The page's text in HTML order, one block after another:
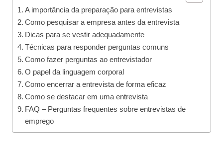
A importância da preparação para entrevistas
Como pesquisar a empresa antes da entrevista
Dicas para se vestir adequadamente
Técnicas para responder perguntas comuns
Como fazer perguntas ao entrevistador
O papel da linguagem corporal
Como encerrar a entrevista de forma eficaz
Como se destacar em uma entrevista
FAQ – Perguntas frequentes sobre entrevistas de
emprego